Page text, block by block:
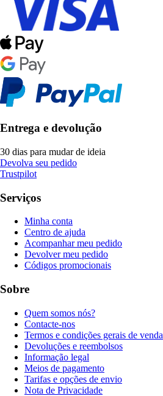
Entrega e devolução
30 dias para mudar de ideia
Devolva seu pedido
Trustpilot
Serviços
Minha conta
Centro de ajuda
Acompanhar meu pedido
Devolver meu pedido
Códigos promocionais
Sobre
Quem somos nós?
Contacte-nos
Termos e condições gerais de venda
Devoluções e reembolsos
Informação legal
Meios de pagamento
Tarifas e opções de envio
Nota de Privacidade